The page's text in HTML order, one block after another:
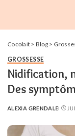
Cocolait > Blog>
GROSSESSE
Nidification,
Des
POSTED
ALEXIA GRENDALE